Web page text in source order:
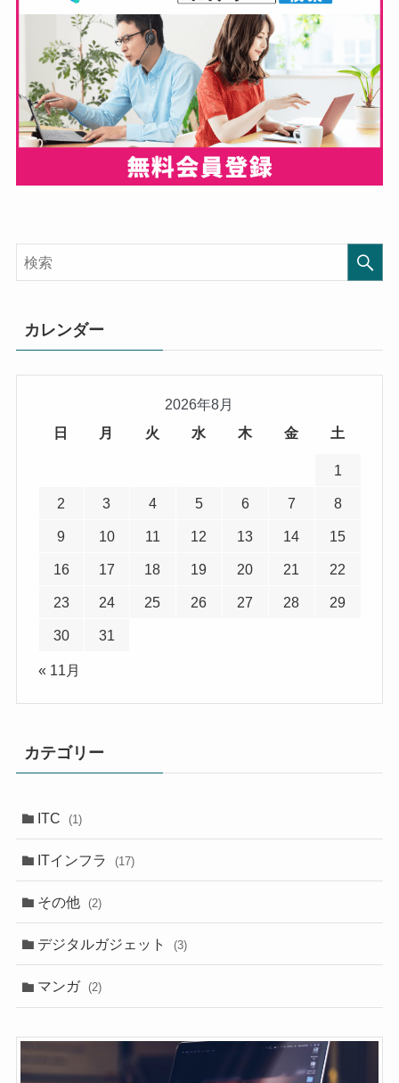
カレンダー
2026年8月
日
月 火 水 木 金 土
1
2 3 4 5 6 7 8
9 10 11 12 13 14 15
16 17 18 19 20 21 22
23 24 25 26 27 28 29
30 31
« 11月
カテゴリー
ITC (1)
ITインフラ (17)
その他 (2)
デジタルガジェット (3)
マンガ (2)